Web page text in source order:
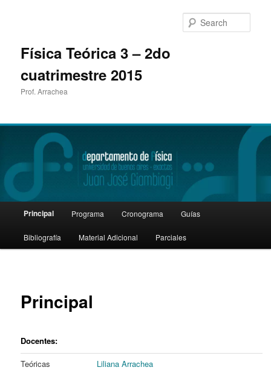
Física Teórica 3 – 2do
cuatrimestre 2015
Prof. Arrachea
Skip
to
content
Principal Programa Cronograma Guías
Bibliografía Material Adicional Parciales
Principal
Docentes:
Teóricas
Liliana Arrachea